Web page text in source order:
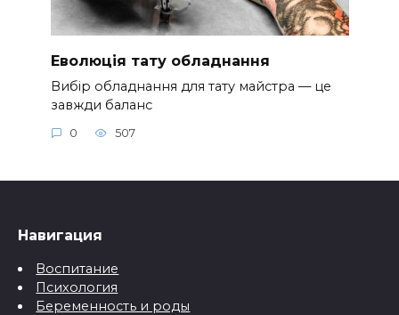
Еволюція тату обладнання
Вибір обладнання для тату майстра — це
завжди баланс
0 507
Навигация
Воспитание
Психология
Беременность и роды